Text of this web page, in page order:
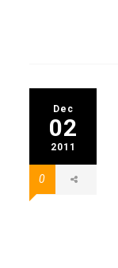
Dec
02
2011
0